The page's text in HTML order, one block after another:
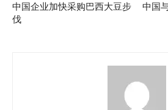
中国企业加快采购巴西大豆步
伐
中国